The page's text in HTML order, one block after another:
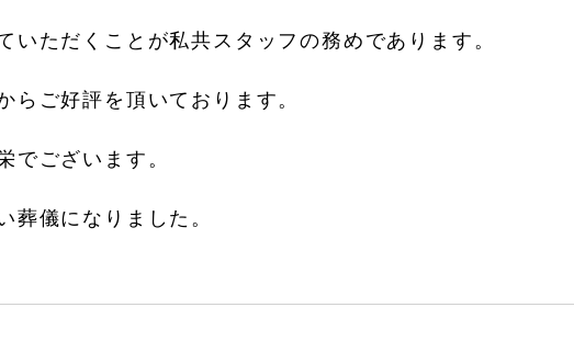
いただくことが私共スタッフの務めであります。
らご好評を頂いております。
でございます。
葬儀になりました。